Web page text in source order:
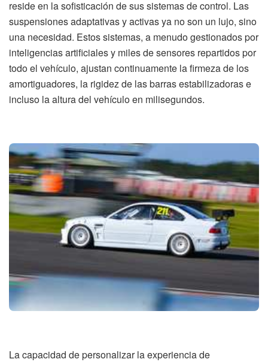
reside en la sofisticación de sus sistemas de control. Las
suspensiones adaptativas y activas ya no son un lujo, sino
una necesidad. Estos sistemas, a menudo gestionados por
inteligencias artificiales y miles de sensores repartidos por
todo el vehículo, ajustan continuamente la firmeza de los
amortiguadores, la rigidez de las barras estabilizadoras e
incluso la altura del vehículo en milisegundos.
La capacidad de personalizar la experiencia de